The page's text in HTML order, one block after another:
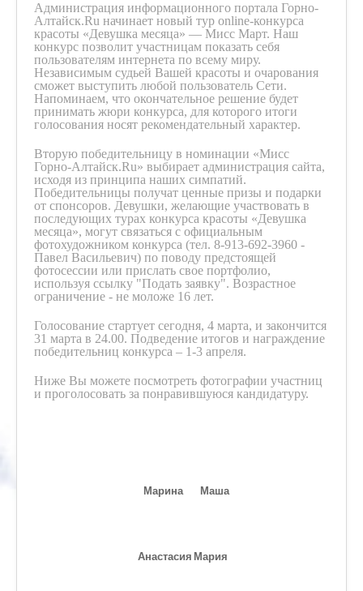
Администрация информационного портала Горно-
Алтайск.Ru начинает новый тур online-конкурса
красоты «Девушка месяца» — Мисс Март. Наш
конкурс позволит участницам показать себя
пользователям интернета по всему миру.
Независимым судьей Вашей красоты и очарования
сможет выступить любой пользователь Сети.
Напоминаем, что окончательное решение будет
принимать жюри конкурса, для которого итоги
голосования носят рекомендательный характер.
Вторую победительницу в номинации «Мисс
Горно-Алтайск.Ru» выбирает администрация сайта,
исходя из принципа наших симпатий.
Победительницы получат ценные призы и подарки
от спонсоров. Девушки, желающие участвовать в
последующих турах конкурса красоты «Девушка
месяца», могут связаться с официальным
фотохудожником конкурса (тел. 8-913-692-3960 -
Павел Васильевич) по поводу предстоящей
фотосессии или прислать свое портфолио,
используя ссылку "Подать заявку". Возрастное
ограничение - не моложе 16 лет.
Голосование стартует сегодня, 4 марта, и закончится
31 марта в 24.00. Подведение итогов и награждение
победительниц конкурса – 1-3 апреля.
Ниже Вы можете посмотреть фотографии участниц
и проголосовать за понравившуюся кандидатуру.
Марина Маша
Анастасия Мария